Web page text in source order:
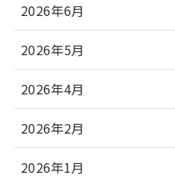
2026年6月
2026年5月
2026年4月
2026年2月
2026年1月